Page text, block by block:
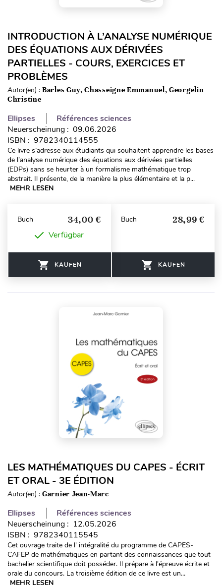
INTRODUCTION À L’ANALYSE NUMÉRIQUE
DES ÉQUATIONS AUX DÉRIVÉES
PARTIELLES - COURS, EXERCICES ET
PROBLÈMES
Autor(en) : Barles Guy, Chasseigne Emmanuel, Georgelin
Christine
Ellipses
Références sciences
Neuerscheinung : 09.06.2026
ISBN : 9782340114555
Ce livre s’adresse aux étudiants qui souhaitent apprendre les bases
de l’analyse numérique des équations aux dérivées partielles
(EDPs) sans se heurter à un formalisme mathématique trop
abstrait. Il présente, de la manière la plus élémentaire et la p...
MEHR LESEN
Buch 34,00 €
Verfügbar
KAUFEN
Buch 28,99 €
KAUFEN
LES MATHÉMATIQUES DU CAPES - ÉCRIT
ET ORAL - 3E ÉDITION
Autor(en) : Garnier Jean-Marc
Ellipses
Références sciences
Neuerscheinung : 12.05.2026
ISBN : 9782340115545
Cet ouvrage traite de l' intégralité du programme de CAPES-
CAFEP de mathématiques en partant des connaissances que tout
bachelier scientifique doit posséder. Il prépare à l'épreuve écrite et
orale du concours. La troisième édition de ce livre est un...
MEHR LESEN